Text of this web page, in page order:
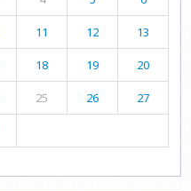
11 12 13
18 19 20
25 26 27